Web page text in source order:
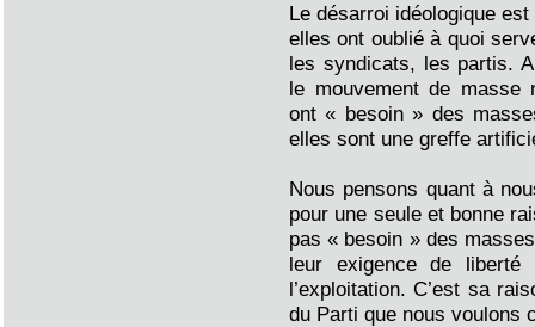
Le désarroi idéologique
elles ont oublié à quoi
les syndicats, les partis.
le mouvement de masse
ont « besoin » des
elles sont une greffe
Nous pensons quant à
pour une seule et bonne
pas « besoin » des
leur exigence de liberté
l’exploitation. C’est sa
du Parti que nous voulons